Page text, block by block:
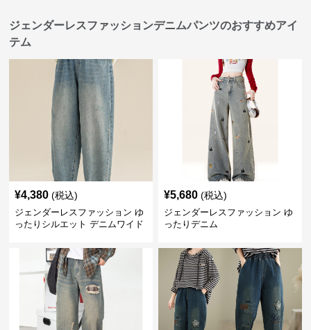
ジェンダーレスファッションデニムパンツのおすすめアイ
テム
¥4,380 (税込)
ジェンダーレスファッション ゆ
ったりシルエット デニムワイド
¥5,680 (税込)
ジェンダーレスファッション ゆ
ったりデニム